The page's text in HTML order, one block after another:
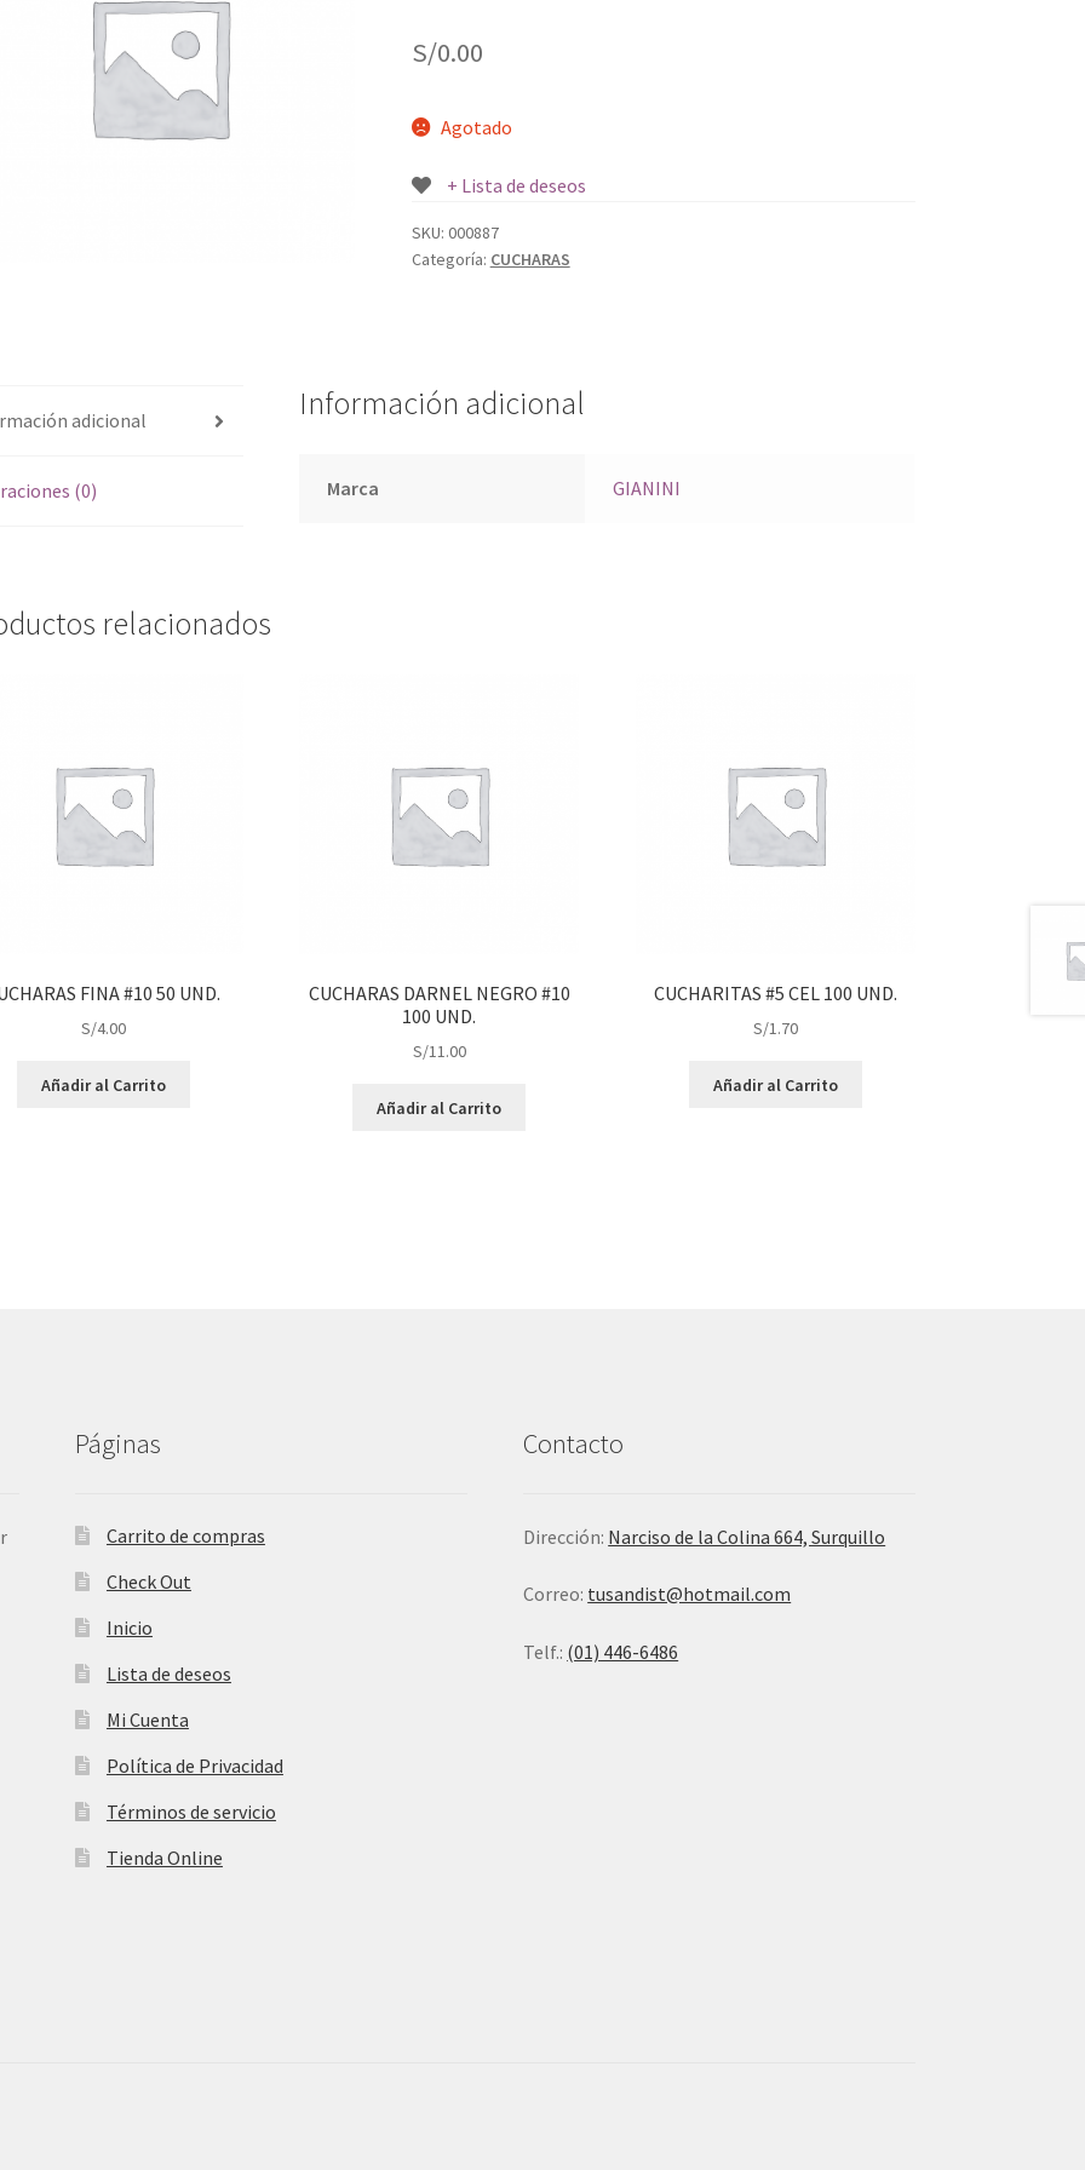
S/0.00
Agotado
+ Lista de deseos
SKU: 000887
Categoría: CUCHARAS
adicional
(0)
Información adicional
Marca GIANINI
relacionados
FINA #10 50 UND.
S/4.00
Añadir al Carrito
CUCHARAS DARNEL NEGRO #10
100 UND.
S/11.00
Añadir al Carrito
CUCHARITAS #5 CEL 100 UND.
S/1.70
Añadir al Carrito
Páginas
Carrito de compras
Check Out
Inicio
Lista de deseos
Mi Cuenta
Política de Privacidad
Términos de servicio
Tienda Online
Contacto
Dirección: Narciso de la Colina 664, Surquillo
Correo: tusandist@hotmail.com
Telf.: (01) 446-6486